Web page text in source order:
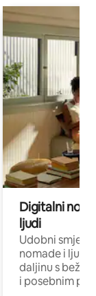
Digitalni
ljudi
Udobni
nomade i ljude
daljinu s
i posebnim